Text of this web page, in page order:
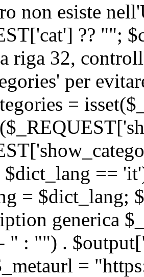
non esiste
?? "";
riga 32,
per
=
==
= $dict_lang;
generica
" : "") .
=